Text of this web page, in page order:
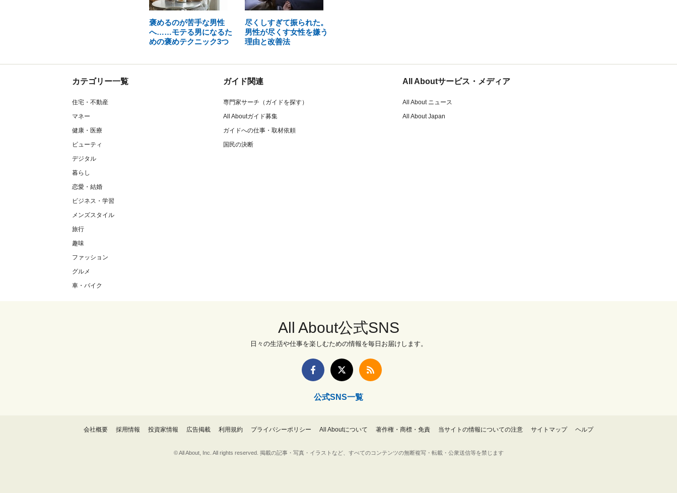
褒めるのが苦手な男性
へ……モテる男になるた
めの褒めテクニック3つ
尽くしすぎて振られた。
男性が尽くす女性を嫌う
理由と改善法
カテゴリー一覧
住宅・不動産
マネー
健康・医療
ビューティ
デジタル
暮らし
恋愛・結婚
ビジネス・学習
メンズスタイル
旅行
趣味
ファッション
グルメ
車・バイク
ガイド関連
専門家サーチ（ガイドを探す）
All Aboutガイド募集
ガイドへの仕事・取材依頼
国民の決断
All Aboutサービス・メディア
All About ニュース
All About Japan
All About公式SNS
日々の生活や仕事を楽しむための情報を毎日お届けします。
公式SNS一覧
会社概要 採用情報 投資家情報 広告掲載 利用規約 プライバシーポリシー All Aboutについて 著作権・商標・免責 当サイトの情報についての注意 サイトマップ ヘルプ
© All About, Inc. All rights reserved. 掲載の記事・写真・イラストなど、すべてのコンテンツの無断複写・転載・公衆送信等を禁じます